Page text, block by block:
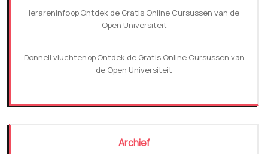
lerareninfoopOntdek de Gratis Online Cursussen van de
Open Universiteit
Donnell vluchtenopOntdek de Gratis Online Cursussen van
de Open Universiteit
Archief